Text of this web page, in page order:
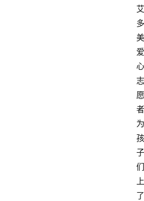
艾
多
美
爱
心
志
愿
者
为
孩
子
们
上
了